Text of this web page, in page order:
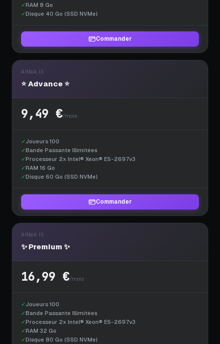
✓RAM 8 Go
✓Disque 40 Go (SSD NVMe)
Commander
ARMA III
⭐ Advance ⭐
9,49 €/mois
✓ Joueurs 100
✓Bande Passante Illimitées
✓Processeur 2x Intel® Xeon® E5-2697v3
✓RAM 16 Go
✓Disque 60 Go (SSD NVMe)
Commander
ARMA III
✨ Premium ✨
16,99 €/mois
✓ Joueurs 100
✓Bande Passante Illimitées
✓Processeur 2x Intel® Xeon® E5-2697v3
✓RAM 32 Go
✓Disque 80 Go (SSD NVMe)